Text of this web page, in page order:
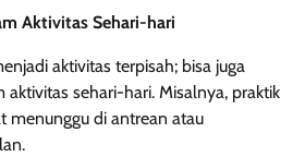
Aktivitas Sehari-hari
aktivitas terpisah; bisa juga
aktivitas sehari-hari. Misalnya, praktik
menunggu di antrean atau